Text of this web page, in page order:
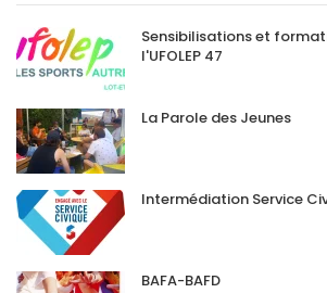
Sensibilisations et
l'UFOLEP 47
La Parole des Jeunes
Intermédiation Service
BAFA-BAFD